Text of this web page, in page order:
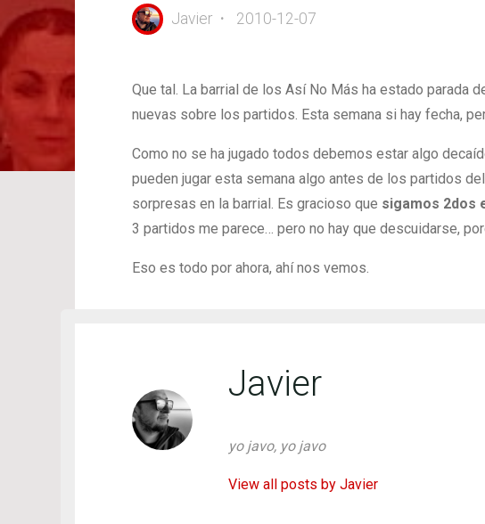
Javier 2010-12-07
Que tal. La barrial de los Así No Más ha estado parada
nuevas sobre los partidos. Esta semana si hay fecha,
Como no se ha jugado todos debemos estar algo
pueden jugar esta semana algo antes de los partidos
sorpresas en la barrial. Es gracioso que sigamos 2dos
3 partidos me parece… pero no hay que descuidarse,
Eso es todo por ahora, ahí nos vemos.
Javier
yo javo, yo javo
View all posts by Javier